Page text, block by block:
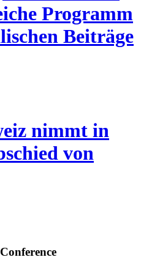
Programm
Beiträge
nimmt in
von